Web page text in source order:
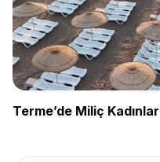
Terme’de Miliç